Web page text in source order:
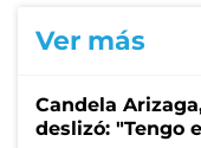
Ver más
Candela
deslizó: "Tengo